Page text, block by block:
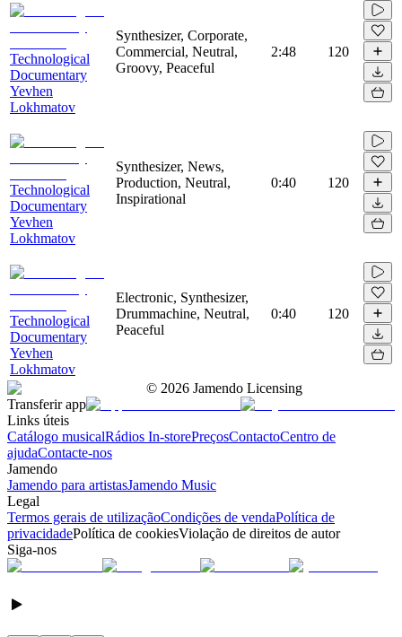
Technological
Documentary
Yevhen
Lokhmatov
Synthesizer, Corporate,
Commercial, Neutral,
Groovy, Peaceful
2:48 120
Technological
Documentary
Yevhen
Lokhmatov
Synthesizer, News,
Production, Neutral,
Inspirational
0:40 120
Technological
Documentary
Yevhen
Lokhmatov
Electronic, Synthesizer,
Drummachine, Neutral,
Peaceful
0:40 120
© 2026 Jamendo Licensing
Transferir app
Links úteis
Catálogo musicalRádios In-storePreçosContactoCentro de
ajudaContacte-nos
Jamendo
Jamendo para artistasJamendo Music
Legal
Termos gerais de utilizaçãoCondições de vendaPolítica de
privacidadePolítica de cookiesViolação de direitos de autor
Siga-nos